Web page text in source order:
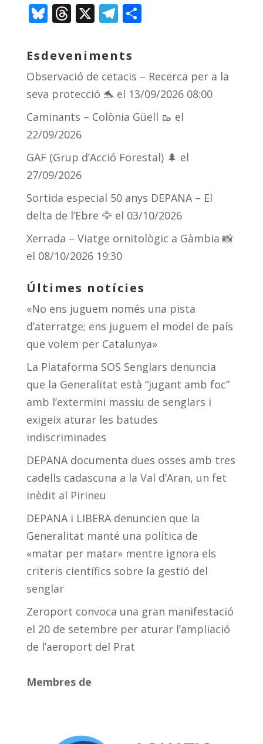
Bl
e
sk
y
T
re
a
d
s
X T
e
gr
a
m
C
p
ar
te
ix
Esdeveniments
Observació de cetacis – Recerca per a la
seva protecció 🐬 el 13/09/2026 08:00
Caminants – Colònia Güell 🥾 el
22/09/2026
GAF (Grup d’Acció Forestal) 🌲 el
27/09/2026
Sortida especial 50 anys DEPANA – El
delta de l’Ebre 🦅 el 03/10/2026
Xerrada – Viatge ornitològic a Gàmbia 📸
el 08/10/2026 19:30
Últimes notícies
«No ens juguem només una pista
d’aterratge; ens juguem el model de país
que volem per Catalunya»
La Plataforma SOS Senglars denuncia
que la Generalitat està “jugant amb foc”
amb l’extermini massiu de senglars i
exigeix aturar les batudes
indiscriminades
DEPANA documenta dues osses amb tres
cadells cadascuna a la Val d’Aran, un fet
inèdit al Pirineu
DEPANA i LIBERA denuncien que la
Generalitat manté una política de
«matar per matar» mentre ignora els
criteris científics sobre la gestió del
senglar
Zeroport convoca una gran manifestació
el 20 de setembre per aturar l’ampliació
de l’aeroport del Prat
Membres de